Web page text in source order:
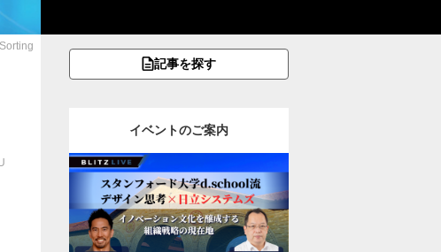
記事を探す
イベントのご案内